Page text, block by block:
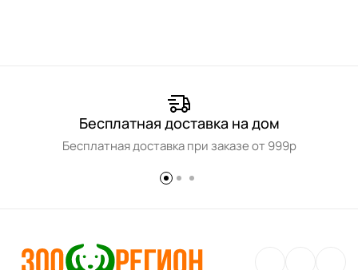
Бесплатная доставка на дом
Бесплатная доставка при заказе от 999р